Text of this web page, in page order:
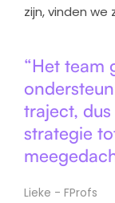
zijn, vinden we
“Het team
traject,
strategie
Lieke - FProfs